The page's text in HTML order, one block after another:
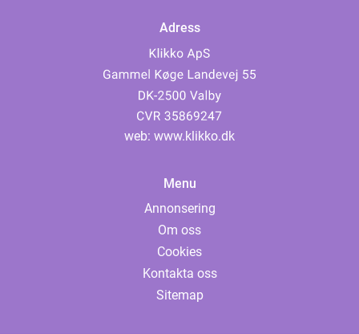
Adress
web: www.klikko.dk
Menu
Annonsering
Om oss
Cookies
Kontakta oss
Sitemap